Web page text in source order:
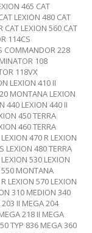
465 CAT
LEXION 480 CAT
CAT LEXION 560 CAT
114CS
COMMANDOR 228
108
118VX
LEXION 410 II
MONTANA LEXION
440 LEXION 440 II
450 TERRA
460 TERRA
470 R LEXION
LEXION 480 TERRA
530 LEXION
MONTANA
LEXION 570 LEXION
310 MEDION 340
II MEGA 204
218 II MEGA
TYP 836 MEGA 360